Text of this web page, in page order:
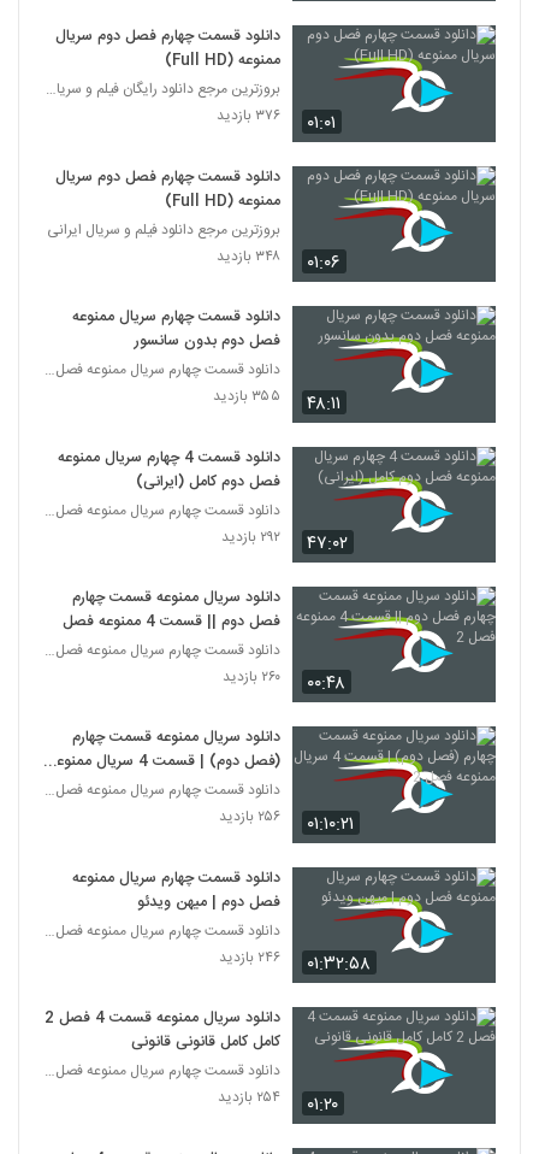
۰۱:۰۱
دانلود قسمت چهارم فصل دوم سریال
ممنوعه (Full HD)
بروزترین مرجع دانلود رایگان فیلم و سریال ایرانی
۳۷۶ بازدید
۰۱:۰۶
دانلود قسمت چهارم فصل دوم سریال
ممنوعه (Full HD)
بروزترین مرجع دانلود فیلم و سریال ایرانی
۳۴۸ بازدید
۴۸:۱۱
دانلود قسمت چهارم سریال ممنوعه
فصل دوم بدون سانسور
دانلود قسمت چهارم سریال ممنوعه فصل دوم (قسمت 17)
۳۵۵ بازدید
۴۷:۰۲
دانلود قسمت 4 چهارم سریال ممنوعه
فصل دوم کامل (ایرانی)
دانلود قسمت چهارم سریال ممنوعه فصل دوم (قسمت 17)
۲۹۲ بازدید
۰۰:۴۸
دانلود سریال ممنوعه قسمت چهارم
فصل دوم || قسمت 4 ممنوعه فصل 2
دانلود قسمت چهارم سریال ممنوعه فصل دوم (قسمت 17)
۲۶۰ بازدید
۰۱:۱۰:۲۱
دانلود سریال ممنوعه قسمت چهارم
(فصل دوم) | قسمت 4 سریال ممنوعه
فصل 2
دانلود قسمت چهارم سریال ممنوعه فصل دوم (قسمت 17)
۲۵۶ بازدید
۰۱:۳۲:۵۸
دانلود قسمت چهارم سریال ممنوعه
فصل دوم | میهن ویدئو
دانلود قسمت چهارم سریال ممنوعه فصل دوم (قسمت 17)
۲۴۶ بازدید
۰۱:۲۰
دانلود سریال ممنوعه قسمت 4 فصل 2
کامل کامل قانونی قانونی
دانلود قسمت چهارم سریال ممنوعه فصل دوم (قسمت 17)
۲۵۴ بازدید